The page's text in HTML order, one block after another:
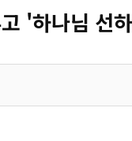
'하나님 선